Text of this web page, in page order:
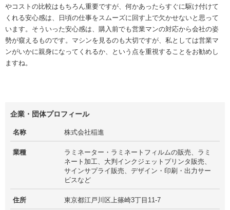
やコストの比較はもちろん重要ですが、何かあったらすぐに駆け付けて
くれる安心感は、日頃の仕事をスムーズに回す上で欠かせないと思って
います。そういった安心感は、購入前でも営業マンの対応から会社の姿
勢が窺えるものです。マシンを見るのも大切ですが、私としては営業マ
ンがいかに親身になってくれるか、という点を重視することをお勧めし
ますね。
企業・団体プロフィール
名称 株式会社稲進
業種
ラミネーター・ラミネートフィルムの販売、ラミ
ネート加工、大判インクジェットプリンタ販売、
サインサプライ販売、デザイン・印刷・出力サー
ビスなど
住所 東京都江戸川区上篠崎3丁目11-7